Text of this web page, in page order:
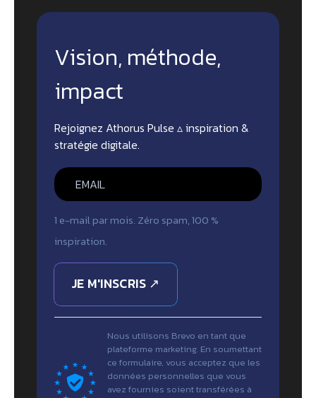
Vision, méthode,
impact
Rejoignez Athorus Pulse ▵ inspiration &
stratégie digitale.
1 e-mail par mois. Zéro spam, 100 %
inspiration.
JE M'INSCRIS ↗
Nous utilisons Brevo en tant que
plateforme marketing. En soumettant
ce formulaire, vous acceptez que les
données personnelles que vous
avez fournies soient transférées à